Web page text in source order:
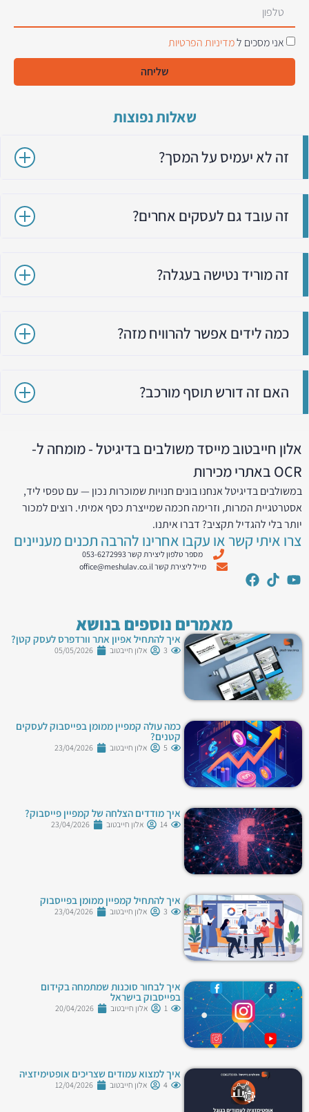
אני מסכים למדיניות הפרטיות
שליחה
שאלות נפוצות
זה לא יעמיס על המסך?
זה עובד גם לעסקים אחרים?
זה מוריד נטישה בעגלה?
כמה לידים אפשר להרוויח מזה?
האם זה דורש תוסף מורכב?
אלון חייבטוב מייסד משולבים בדיגיטל - מומחה ל-
OCR באתרי מכירות
במשולבים בדיגיטל אנחנו בונים חנויות שמוכרות נכון — עם טפסי ליד,
אסטרטגיית המרות, וזרימה חכמה שמייצרת כסף אמיתי. רוצים למכור
יותר בלי להגדיל תקציב? דברו איתנו.
צרו איתי קשר או עקבו אחרינו להרבה תכנים מעניינים
מספר טלפון ליצירת קשר 053-6272993
מייל ליצירת קשר office@meshulav.co.il
מאמרים נוספים בנושא
איך להתחיל אפיון אתר וורדפרס לעסק קטן?
3 אלון חייבטוב 05/05/2026
כמה עולה קמפיין ממומן בפייסבוק לעסקים
קטנים?
5 אלון חייבטוב 23/04/2026
איך מודדים הצלחה של קמפיין פייסבוק?
14 אלון חייבטוב 23/04/2026
איך להתחיל קמפיין ממומן בפייסבוק
3 אלון חייבטוב 23/04/2026
איך לבחור סוכנות שמתמחה בקידום
בפייסבוק בישראל
1 אלון חייבטוב 20/04/2026
איך למצוא עמודים שצריכים אופטימיזציה
4 אלון חייבטוב 12/04/2026